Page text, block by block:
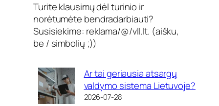
Turite klausimų dėl turinio ir
norėtumėte bendradarbiauti?
Susisiekime: reklama/@/vll.lt. (aišku,
be / simbolių ;))
Ar tai geriausia atsargų
valdymo sistema Lietuvoje?
2026-07-28